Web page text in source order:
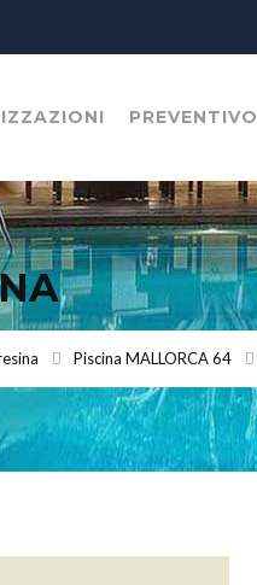
PREVENTIVO
Piscina MALLORCA 64